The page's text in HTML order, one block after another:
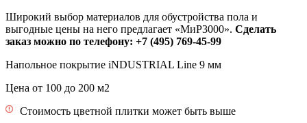
Широкий выбор материалов для обустройства пола и
выгодные цены на него предлагает «МиР3000». Сделать
заказ можно по телефону: +7 (495) 769-45-99
Напольное покрытие iNDUSTRIAL Line 9 мм
Цена от 100 до 200 м2
Стоимость цветной плитки может быть выше